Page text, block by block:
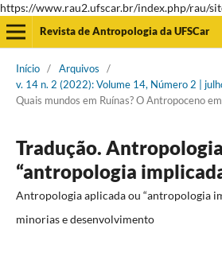
https://www.rau2.ufscar.br/index.php/rau/
Revista de Antropologia da UFSCar
Início / Arquivos
/
v. 14 n. 2 (2022): Volume 14, Número 2 |
Quais mundos em Ruínas? O Antropoceno
Tradução.
“antropologia
Antropologia aplicada ou “antropologia
minorias e desenvolvimento